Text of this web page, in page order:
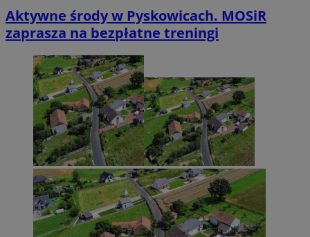
Aktywne środy w Pyskowicach. MOSiR
zaprasza na bezpłatne treningi